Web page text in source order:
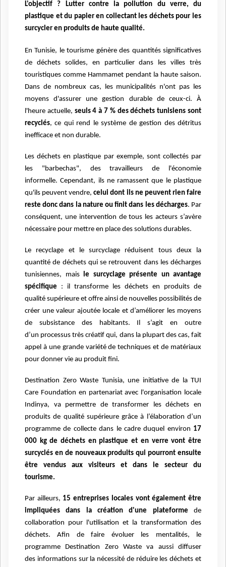
L'objectif ? Lutter contre la pollution du verre, du
plastique et du papier en collectant les déchets pour les
surcycler en produits de haute qualité.
En Tunisie, le tourisme génère des quantités significatives
de déchets solides, en particulierdans les villes très
touristiques comme Hammamet pendant la haute saison.
Dans de nombreux cas, les municipalités n'ont pas les
moyens d'assurer une gestion durable de ceux-ci. À
l'heure actuelle, seuls 4 à 7 % des déchets tunisiens sont
recyclés, ce qui rend lesystème de gestion des détritus
inefficace et non durable.
Les déchets en plastique par exemple, sont collectés par
les "barbechas", des travailleurs de l'économie
informelle.Cependant, ils ne ramassent que le plastique
qu'ils peuvent vendre,celui dont ils ne peuvent rien faire
reste donc dans la nature ou finit dans les décharges. Par
conséquent, une intervention de tous les acteurs s’avère
nécessaire pour mettre en place des solutions durables.
Le recyclage et le surcyclage réduisent tous deux la
quantité de déchets qui se retrouvent dans les décharges
tunisiennes, mais le surcyclage présente un avantage
spécifique : il transforme les déchets en produits de
qualité supérieure et offre ainsi de nouvelles possibilités de
créer une valeur ajoutée locale et d’améliorer les moyens
de subsistance des habitants. Il s’agit en outre
d’un processus très créatif qui, dans la plupart des cas, fait
appel à une grande variété de techniques etde matériaux
pour donner vie au produit fini.
Destination Zero Waste Tunisia, une initiative de la TUI
Care Foundation en partenariat avec l'organisation locale
Indinya, va permettre de transformer les déchets en
produits de qualité supérieure grâce à l’élaboration d’un
programme de collecte dans le cadre duquel environ 17
000 kg de déchets en plastique et en verre vont être
surcyclés en de nouveaux produits qui pourront ensuite
être vendus aux visiteurs et dans le secteur du
tourisme.
Par ailleurs, 15 entreprises locales vont également être
impliquées dans la création d'une plateformede
collaboration pour l'utilisation et la transformation des
déchets.Afin de faire évoluer les mentalités, le
programme Destination Zero Waste va aussi diffuser
des informations sur la nécessité de réduire les déchets et